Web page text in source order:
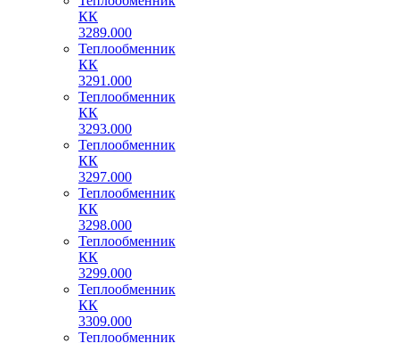
КК
3289.000
Теплообменник
КК
3291.000
Теплообменник
КК
3293.000
Теплообменник
КК
3297.000
Теплообменник
КК
3298.000
Теплообменник
КК
3299.000
Теплообменник
КК
3309.000
Теплообменник